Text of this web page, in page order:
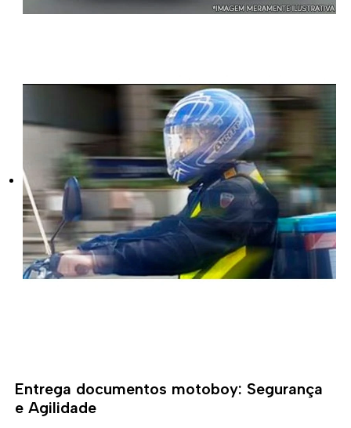
Entrega documentos motoboy: Segurança
e Agilidade